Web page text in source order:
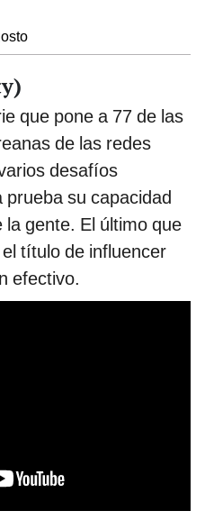
que pone a 77 de las
de las redes
desafíos
su capacidad
gente. El último que
título de influencer
efectivo.